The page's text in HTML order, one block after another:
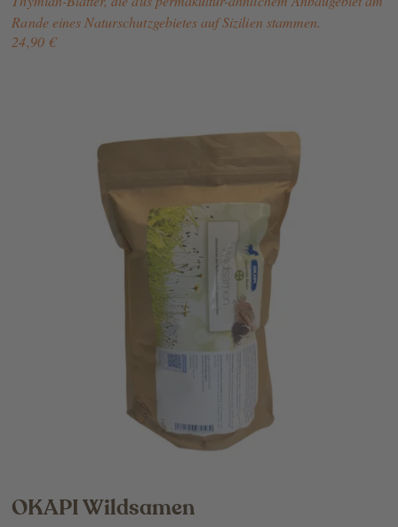
Rande eines Naturschutzgebietes auf Sizilien stammen.
24,90 €
OKAPI Wildsamen